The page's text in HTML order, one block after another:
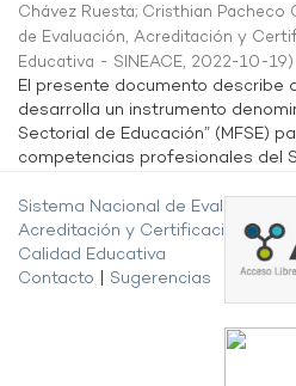
Chávez Ruesta; Cristhian Pacheco
de Evaluación, Acreditación y
Educativa - SINEACE, 2022-10-19)
El presente documento describe
desarrolla un instrumento
Sectorial de Educación” (MFSE)
competencias profesionales del
Sistema Nacional de Evaluación,
Acreditación y Certificación de la
Calidad Educativa
Contacto
Sugerencias